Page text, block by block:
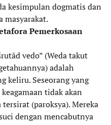
kesimpulan dogmatis dan
masyarakat.
Pemerkosaan
vedo” (Weda takut
adalah
keliru. Seseorang yang
tidak akan
(paroksya). Mereka
dengan mencabutnya